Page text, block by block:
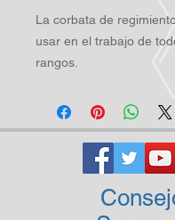
La corbata de
usar en el trabajo de
rangos.